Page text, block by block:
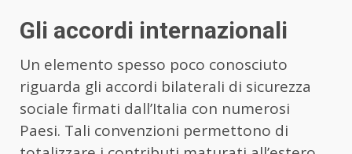
Gli accordi internazionali
Un elemento spesso poco conosciuto
riguarda gli accordi bilaterali di sicurezza
sociale firmati dall’Italia con numerosi
Paesi. Tali convenzioni permettono di